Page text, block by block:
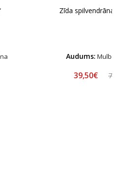
Zīda spilvendrāna
Audums:
39,50€